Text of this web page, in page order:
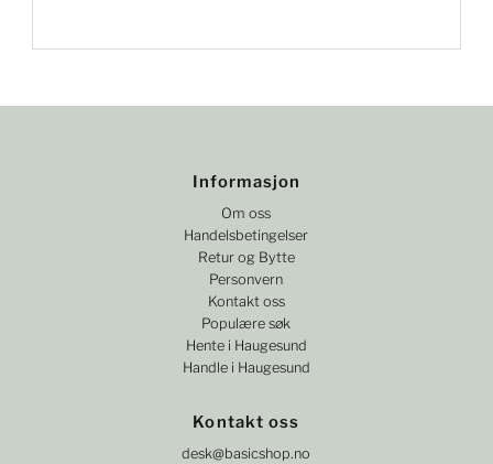
Informasjon
Om oss
Handelsbetingelser
Retur og Bytte
Personvern
Kontakt oss
Populære søk
Hente i Haugesund
Handle i Haugesund
Kontakt oss
desk@basicshop.no